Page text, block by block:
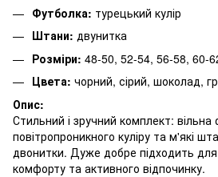
Футболка: турецький кулір
Штани: двунитка
Розміри: 48-50, 52-54, 56-58, 60-
Цвета: чорний, сірий, шоколад,
Опис:
Стильний і зручний комплект: вільна
повітропроникного куліру та м'які
двонитки. Дуже добре підходить
комфорту та активного відпочинку.